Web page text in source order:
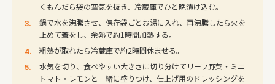
くもんだら袋の空気を抜き、冷蔵庫でひと晩漬け込む。
鍋で水を沸騰させ、保存袋ごとお湯に入れ、再沸騰したら火を
止めて蓋をし、余熱で約1時間加熱する。
粗熱が取れたら冷蔵庫で約2時間休ませる。
水気を切り、食べやすい大きさに切り分けてリーフ野菜・ミニ
トマト・レモンと一緒に盛りつけ、仕上げ用のドレッシングを